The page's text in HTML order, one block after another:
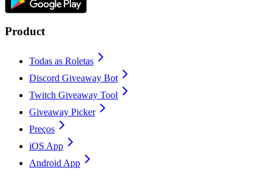
Product
Todas as Roletas
Discord Giveaway Bot
Twitch Giveaway Tool
Giveaway Picker
Preços
iOS App
Android App